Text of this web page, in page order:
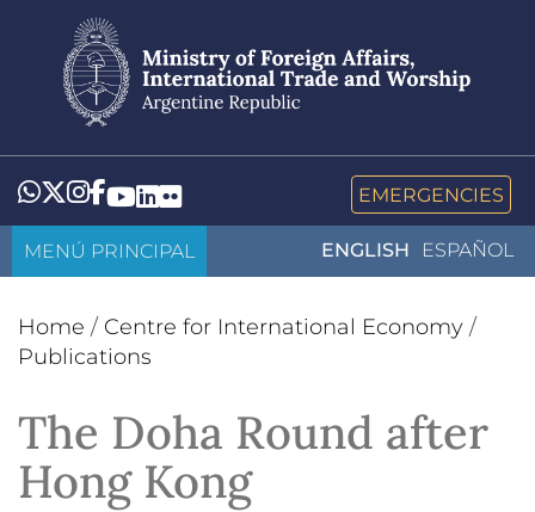
content
Whatsapp
Twitter
Instagram
Facebook
YouTube
LinkedIn
Flickr EMERGENCIES
ENGLISH ESPAÑOL
MENÚ PRINCIPAL
Home / Centre for International Economy /
Publications
The Doha Round after
Hong Kong